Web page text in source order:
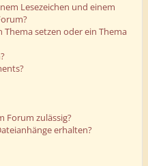
Lesezeichen und einem
Thema setzen oder ein Thema
Forum zulässig?
erhalten?